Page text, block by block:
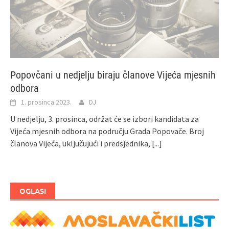
Popovčani u nedjelju biraju članove Vijeća mjesnih
odbora
1. prosinca 2023. DJ
U nedjelju, 3. prosinca, održat će se izbori kandidata za
Vijeća mjesnih odbora na području Grada Popovače. Broj
članova Vijeća, uključujući i predsjednika, [...]
OGLASI